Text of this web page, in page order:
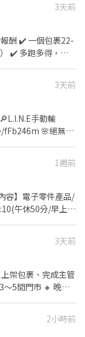
3天前
酬 ✔️ 一個包裹22-
✔️ 多跑多得，想
即可開始送貨 送
排送貨路線 ✔️ 當日
🧭 上線流程（簡
險＋Android手機
填寫，安排上線
5｜開始配送 配
依系統接單配送
統) 🚀 應徵方式
快速報
安排面試~
3天前
手動輸
🌸絕無收
日)(誤餐費70元)
1週前
容】電子零件產品/
午休50分/早上下
✨需在新夜班實
二個月:4000元、
息時
48塊/H ➡️薪資39K
❤️培育獎金
/次;滿6個月可領
周休六日 ✅【安
3天前
架包裹、完成主管
～5間門市 🔸 晚
駕照、有機車，需
2小時前